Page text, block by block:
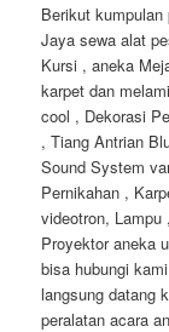
Berikut
Jaya sewa alat
Kursi , aneka
karpet dan
cool , Dekorasi
, Tiang Antrian
Sound System
Pernikahan ,
videotron,
Proyektor aneka
bisa hubungi
langsung datang
peralatan acara